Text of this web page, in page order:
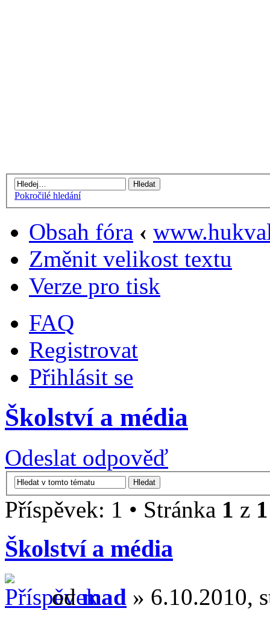
Pokročilé hledání
Obsah fóra ‹
Změnit velikost textu
Verze pro tisk
FAQ
Registrovat
Přihlásit se
Školství a média
Odeslat odpověď
Příspěvek: 1 • Stránka 1 z 1
Školství a média
odmad » 6.10.2010,